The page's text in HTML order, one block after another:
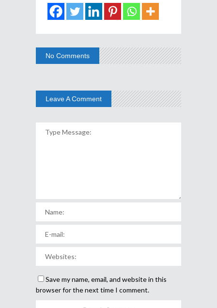
No Comments
Leave A Comment
Save my name, email, and website in this
browser for the next time I comment.